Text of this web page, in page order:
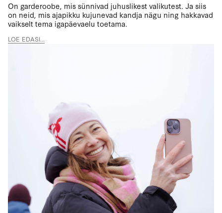
On garderoobe, mis sünnivad juhuslikest valikutest. Ja siis
on neid, mis ajapikku kujunevad kandja nägu ning hakkavad
vaikselt tema igapäevaelu toetama.
LOE EDASI...